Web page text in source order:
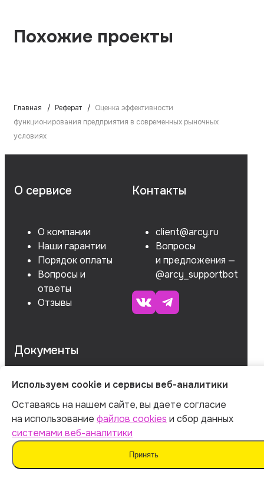
Похожие проекты
Главная Реферат
Оценка эффективности
функционирования предприятия в современных рыночных
условиях
О сервисе
О компании
Наши гарантии
Порядок оплаты
Вопросы и
ответы
Отзывы
Контакты
client@arcy.ru
Вопросы
и предложения —
@arcy_supportbot
Документы
ОГРНИП 312547621900150
ИНН 540535727161
Политика обработки персональных данных
Используем cookie и сервисы веб-аналитики
Оставаясь на нашем сайте, вы даете согласие
на использование файлов cookies и сбор данных
системами веб-аналитики
Принять